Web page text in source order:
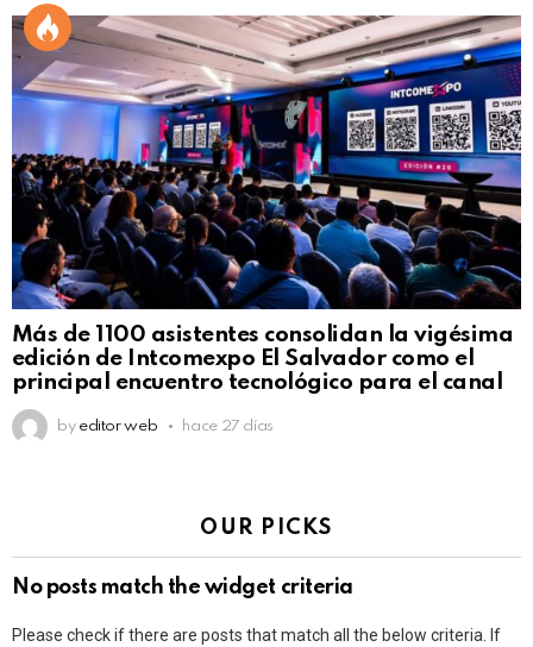
Más de 1100 asistentes consolidan la vigésima
edición de Intcomexpo El Salvador como el
principal encuentro tecnológico para el canal
by editor web hace 27 días
OUR PICKS
No posts match the widget criteria
Please check if there are posts that match all the below criteria. If